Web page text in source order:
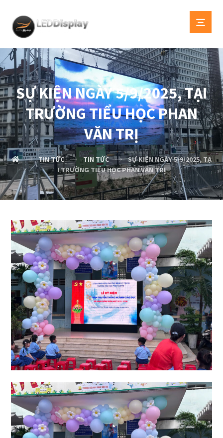
SỰ KIỆN NGÀY 5/9/2025, TẠI
TRƯỜNG TIỂU HỌC PHAN
VĂN TRỊ
TIN TỨC TIN TỨC
SỰ KIỆN NGÀY 5/9/2025, TẠ
I TRƯỜNG TIỂU HỌC PHAN VĂN TRỊ